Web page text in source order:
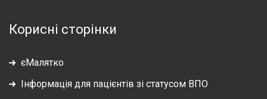
Корисні сторінки
єМалятко
Інформація для пацієнтів зі статусом ВПО